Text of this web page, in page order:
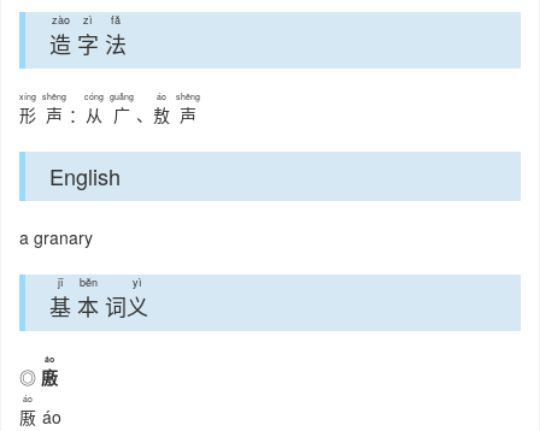
造
zào
字
zì
法
fǎ
形
xíng
声
shēng
： 从
cóng
广
guǎng
、 敖
áo
声
shēng
English
a granary
基
jī
本
běn
词义
yì
◎ 廒
áo
厫
áo
áo